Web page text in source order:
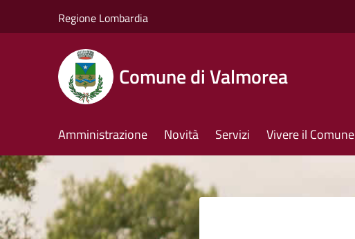
Regione Lombardia
Comune di Valmorea
Amministrazione Novità Servizi Vivere il Comune